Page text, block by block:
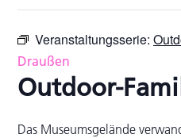
Veranstaltungsserie:
Draußen
Outdoor-
Das Museumsgelände